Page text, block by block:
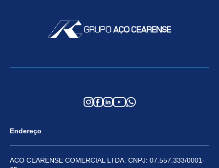
Endereço
ACO CEARENSE COMERCIAL LTDA. CNPJ: 07.557.333/0001-